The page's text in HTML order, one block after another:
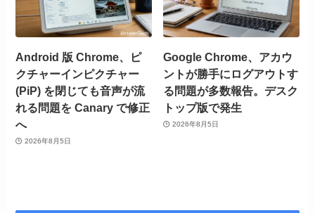
Android 版 Chrome、ピ
クチャーインピクチャー
(PiP) を閉じても音声が流
れる問題を Canary で修正
へ
2026年8月5日
Google Chrome、アカウ
ントが勝手にログアウトす
る問題が多数報告。デスク
トップ版で発生
2026年8月5日